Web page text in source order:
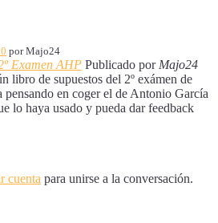
porMajo24
Examen AHP Publicado por Majo24
libro de supuestos del 2º exámen de
en coger el de Antonio García
lo haya usado y pueda dar feedback
cuenta para unirse a la conversación.